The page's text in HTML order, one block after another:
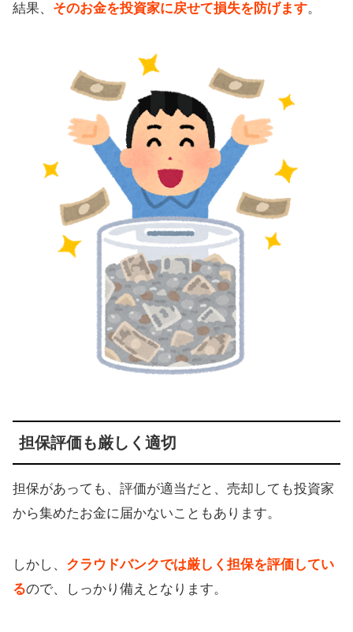
結果、 そのお金を投資家に戻せて損失を防げます。
担保評価も厳しく適切
担保があっても、評価が適当だと、売却しても投資家
から集めたお金に届かないこともあります。
しかし、 クラウドバンクでは厳しく担保を評価してい
るので、しっかり備えとなります。